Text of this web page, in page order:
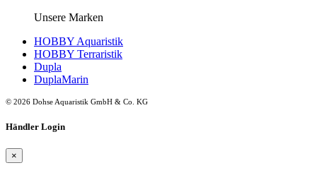
Unsere Marken
HOBBY Aquaristik
HOBBY Terraristik
Dupla
DuplaMarin
© 2026 Dohse Aquaristik GmbH & Co. KG
Händler Login
×